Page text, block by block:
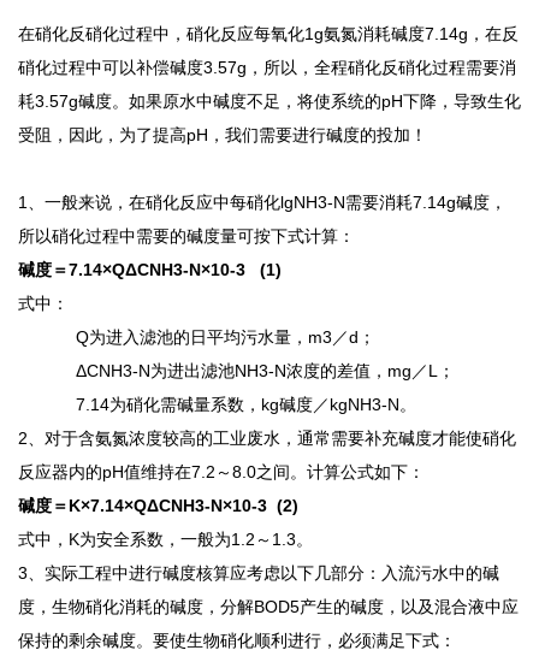
在硝化反硝化过程中，硝化反应每氧化1g氨氮消耗碱度7.14g，在反
硝化过程中可以补偿碱度3.57g，所以，全程硝化反硝化过程需要消
耗3.57g碱度。如果原水中碱度不足，将使系统的pH下降，导致生化
受阻，因此，为了提高pH，我们需要进行碱度的投加！
1、一般来说，在硝化反应中每硝化lgNH3-N需要消耗7.14g碱度，
所以硝化过程中需要的碱度量可按下式计算：
碱度＝7.14×QΔCNH3-N×10-3 (1)
式中：
Q为进入滤池的日平均污水量，m3／d；
ΔCNH3-N为进出滤池NH3-N浓度的差值，mg／L；
7.14为硝化需碱量系数，kg碱度／kgNH3-N。
2、对于含氨氮浓度较高的工业废水，通常需要补充碱度才能使硝化
反应器内的pH值维持在7.2～8.0之间。计算公式如下：
碱度＝K×7.14×QΔCNH3-N×10-3 (2)
式中， K为安全系数，一般为1.2～1.3。
3、实际工程中进行碱度核算应考虑以下几部分：入流污水中的碱
度，生物硝化消耗的碱度，分解BOD5产生的碱度，以及混合液中应
保持的剩余碱度。要使生物硝化顺利进行，必须满足下式：